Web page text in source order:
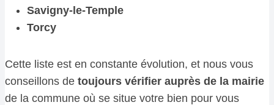
Savigny-le-Temple
Torcy
Cette liste est en constante évolution, et nous vous
conseillons de toujours vérifier auprès de la mairie
de la commune où se situe votre bien pour vous